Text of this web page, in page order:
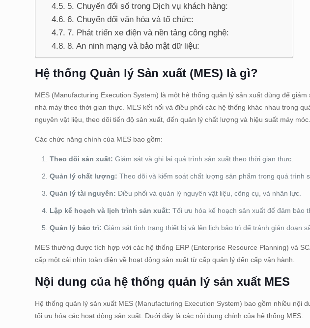
5. Chuyển đổi số trong Dịch vụ khách hàng:
6. Chuyển đổi văn hóa và tổ chức:
7. Phát triển xe điện và nền tảng công nghệ:
8. An ninh mạng và bảo mật dữ liệu:
Hệ thống Quản lý Sản xuất (MES) là gì?
MES (Manufacturing Execution System) là một hệ thống quản lý sản xuất dùng để
nhà máy theo thời gian thực. MES kết nối và điều phối các hệ thống khác nhau trong
nguyên vật liệu, theo dõi tiến độ sản xuất, đến quản lý chất lượng và hiệu suất máy móc.
Các chức năng chính của MES bao gồm:
Theo dõi sản xuất: Giám sát và ghi lại quá trình sản xuất theo thời gian thực.
Quản lý chất lượng: Theo dõi và kiểm soát chất lượng sản phẩm trong quá trình
Quản lý tài nguyên: Điều phối và quản lý nguyên vật liệu, công cụ, và nhân lực.
Lập kế hoạch và lịch trình sản xuất: Tối ưu hóa kế hoạch sản xuất để đảm bảo
Quản lý bảo trì: Giám sát tình trạng thiết bị và lên lịch bảo trì để tránh gián đoạn
MES thường được tích hợp với các hệ thống ERP (Enterprise Resource Planning) và
cấp một cái nhìn toàn diện về hoạt động sản xuất từ cấp quản lý đến cấp vận hành.
Nội dung của hệ thống quản lý sản xuất MES
Hệ thống quản lý sản xuất MES (Manufacturing Execution System) bao gồm nhiều nội
tối ưu hóa các hoạt động sản xuất. Dưới đây là các nội dung chính của hệ thống MES: